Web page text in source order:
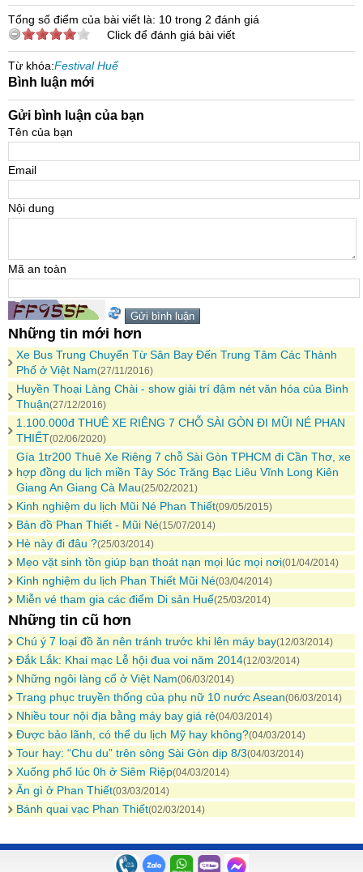
Tổng số điểm của bài viết là: 10 trong 2 đánh giá
Click để đánh giá bài viết
Từ khóa:Festival Huế
Bình luận mới
Gửi bình luận của bạn
Tên của bạn
Email
Nội dung
Mã an toàn
Những tin mới hơn
Xe Bus Trung Chuyển Từ Sân Bay Đến Trung Tâm Các Thành
Phố ở Việt Nam(27/11/2016)
Huyền Thoại Làng Chài - show giải trí đậm nét văn hóa của Bình
Thuận(27/12/2016)
1.100.000đ THUÊ XE RIÊNG 7 CHỖ SÀI GÒN ĐI MŨI NÉ PHAN
THIẾT(02/06/2020)
Gía 1tr200 Thuê Xe Riêng 7 chỗ Sài Gòn TPHCM đi Cần Thơ, xe
hợp đồng du lịch miền Tây Sóc Trăng Bạc Liêu Vĩnh Long Kiên
Giang An Giang Cà Mau(25/02/2021)
Kinh nghiệm du lịch Mũi Né Phan Thiết(09/05/2015)
Bản đồ Phan Thiết - Mũi Né(15/07/2014)
Hè này đi đâu ?(25/03/2014)
Mẹo vặt sinh tồn giúp bạn thoát nạn mọi lúc mọi nơi(01/04/2014)
Kinh nghiệm du lịch Phan Thiết Mũi Né(03/04/2014)
Miễn vé tham gia các điểm Di sản Huế(25/03/2014)
Những tin cũ hơn
Chú ý 7 loại đồ ăn nên tránh trước khi lên máy bay(12/03/2014)
Đắk Lắk: Khai mạc Lễ hội đua voi năm 2014(12/03/2014)
Những ngôi làng cổ ở Việt Nam(06/03/2014)
Trang phục truyền thống của phụ nữ 10 nước Asean(06/03/2014)
Nhiều tour nội địa bằng máy bay giá rẻ(04/03/2014)
Được bảo lãnh, có thể du lịch Mỹ hay không?(04/03/2014)
Tour hay: “Chu du” trên sông Sài Gòn dịp 8/3(04/03/2014)
Xuống phố lúc 0h ở Siêm Riệp(04/03/2014)
Ăn gì ở Phan Thiết(03/03/2014)
Bánh quai vạc Phan Thiết(02/03/2014)